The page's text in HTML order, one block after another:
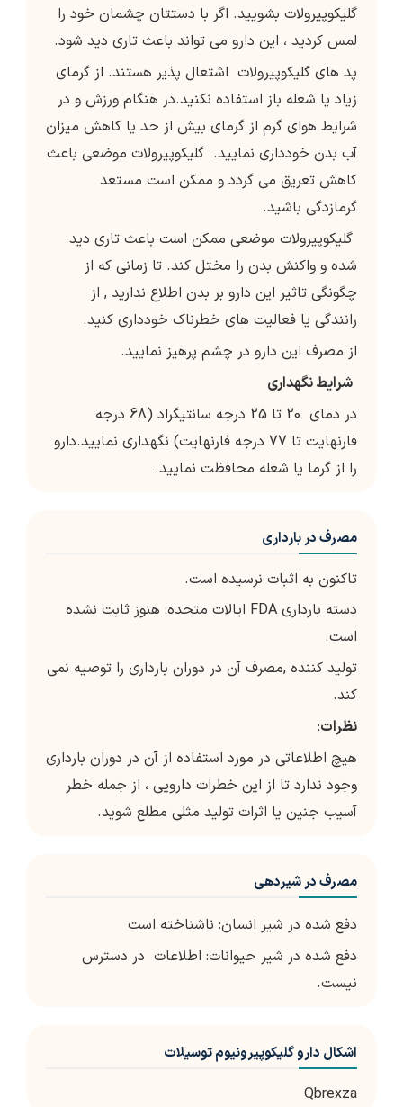
گلیکوپیرولات بشویید. اگر با دستتان چشمان خود را
لمس کردید ، این دارو می تواند باعث تاری دید شود.
پد های گلیکوپیرولات اشتعال پذیر هستند. از گرمای
زیاد یا شعله باز استفاده نکنید.در هنگام ورزش و در
شرایط هوای گرم از گرمای بیش از حد یا کاهش میزان
آب بدن خودداری نمایید. گلیکوپیرولات موضعی باعث
کاهش تعریق می گردد و ممکن است مستعد
گرمازدگی باشید.
گلیکوپیرولات موضعی ممکن است باعث تاری دید
شده و واکنش بدن را مختل کند. تا زمانی که از
چگونگی تاثیر این دارو بر بدن اطلاع ندارید , از
رانندگی یا فعالیت های خطرناک خودداری کنید.
از مصرف این دارو در چشم پرهیز نمایید.
شرایط نگهداری
در دمای 20 تا 25 درجه سانتیگراد (68 درجه
فارنهایت تا 77 درجه فارنهایت) نگهداری نمایید.دارو
را از گرما یا شعله محافظت نمایید.
مصرف در بارداری
تاکنون به اثبات نرسیده است.
دسته بارداری FDA ایالات متحده: هنوز ثابت نشده
است.
تولید کننده ,مصرف آن در دوران بارداری را توصیه نمی
کند.
نظرات:
هیچ اطلاعاتی در مورد استفاده از آن در دوران بارداری
وجود ندارد تا از این خطرات دارویی ، از جمله خطر
آسیب جنین یا اثرات تولید مثلی مطلع شوید.
مصرف در شیردهی
دفع شده در شیر انسان: ناشناخته است
دفع شده در شیر حیوانات: اطلاعات در دسترس
نیست.
اشکال دارو گلیکوپیرونیوم توسیلات
Qbrexza